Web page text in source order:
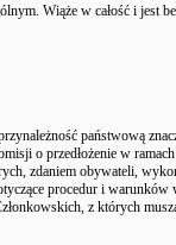
Wiąże w całość i jest
państwową
o przedłożenie w
zdaniem obywateli,
procedur i warunków
z których